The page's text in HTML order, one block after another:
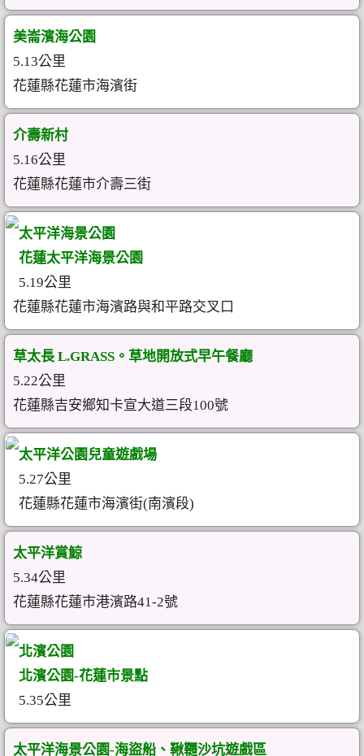
美崙濱海公園
5.13公里
花蓮縣花蓮市海濱街
介壽新村
5.16公里
花蓮縣花蓮市介壽三街
太平洋海景公園
花蓮太平洋海景公園
5.19公里
花蓮縣花蓮市海濱路與和平路交叉口
草太長 L.GRASS。草地開放式早午餐廳
5.22公里
花蓮縣吉安鄉知卡宣大道三段100號
太平洋公園兒童遊戲場
5.27公里
花蓮縣花蓮市海濱街(南濱段)
太平洋賞鯨
5.34公里
花蓮縣花蓮市港濱路41-2號
北濱公園
北濱公園-花蓮市景點
5.35公里
太平洋海景公園-海盜船、鞦韆沙坑遊戲區